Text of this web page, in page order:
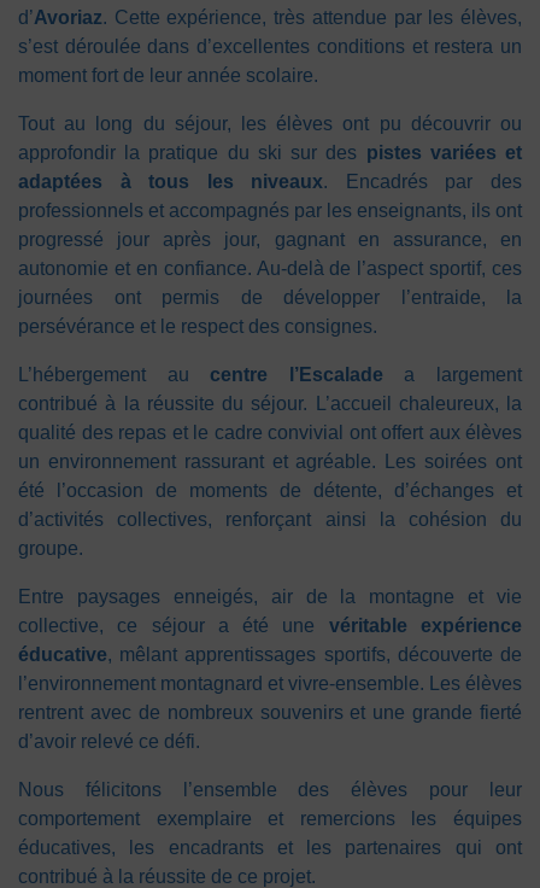
d’Avoriaz. Cette expérience, très attendue par les élèves,
s’est déroulée dans d’excellentes conditions et restera un
moment fort de leur année scolaire.
Tout au long du séjour, les élèves ont pu découvrir ou
approfondir la pratique du ski sur des pistes variées et
adaptées à tous les niveaux. Encadrés par des
professionnels et accompagnés par les enseignants, ils ont
progressé jour après jour, gagnant en assurance, en
autonomie et en confiance. Au-delà de l’aspect sportif, ces
journées ont permis de développer l’entraide, la
persévérance et le respect des consignes.
L’hébergement au centre l’Escalade a largement
contribué à la réussite du séjour. L’accueil chaleureux, la
qualité des repas et le cadre convivial ont offert aux élèves
un environnement rassurant et agréable. Les soirées ont
été l’occasion de moments de détente, d’échanges et
d’activités collectives, renforçant ainsi la cohésion du
groupe.
Entre paysages enneigés, air de la montagne et vie
collective, ce séjour a été une véritable expérience
éducative, mêlant apprentissages sportifs, découverte de
l’environnement montagnard et vivre-ensemble. Les élèves
rentrent avec de nombreux souvenirs et une grande fierté
d’avoir relevé ce défi.
Nous félicitons l’ensemble des élèves pour leur
comportement exemplaire et remercions les équipes
éducatives, les encadrants et les partenaires qui ont
contribué à la réussite de ce projet.